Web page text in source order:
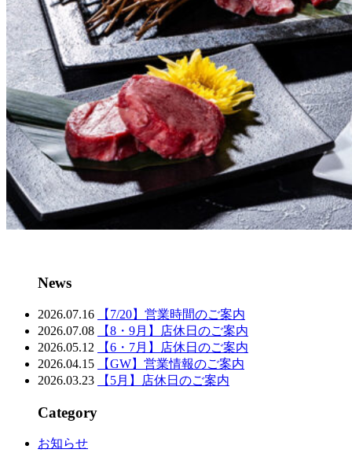
News
2026.07.16
【7/20】営業時間のご案内
2026.07.08
【8・9月】店休日のご案内
2026.05.12
【6・7月】店休日のご案内
2026.04.15
【GW】営業情報のご案内
2026.03.23
【5月】店休日のご案内
Category
お知らせ